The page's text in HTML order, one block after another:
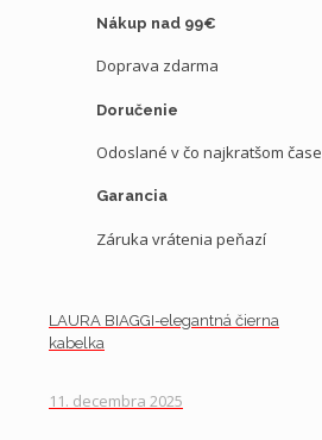
Nákup nad 99€
Doprava zdarma
Doručenie
Odoslané v čo najkratšom čase
Garancia
Záruka vrátenia peňazí
LAURA BIAGGI-elegantná čierna
kabelka
11. decembra 2025